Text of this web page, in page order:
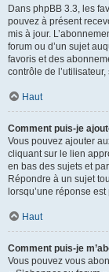
Dans phpBB 3.3, les
pouvez à présent
mis à jour.
forum ou d’un sujet
favoris et des
contrôle de
Haut
Comment puis-je
Vous pouvez ajouter
cliquant sur le lien
en bas des sujets et
Répondre à un sujet
lorsqu’une réponse
Haut
Comment puis-je
Vous pouvez vous